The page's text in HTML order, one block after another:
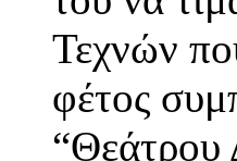
Τεχνών
φέτος